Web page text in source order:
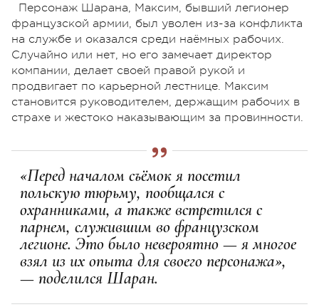
Персонаж Шарана, Максим, бывший легионер
французской армии, был уволен из-за конфликта
на службе и оказался среди наёмных рабочих.
Случайно или нет, но его замечает директор
компании, делает своей правой рукой и
продвигает по карьерной лестнице. Максим
становится руководителем, держащим рабочих в
страхе и жестоко наказывающим за провинности.
«Перед началом съёмок я посетил
польскую тюрьму, пообщался с
охранниками, а также встретился с
парнем, служившим во французском
легионе. Это было невероятно — я многое
взял из их опыта для своего персонажа»,
— поделился Шаран.